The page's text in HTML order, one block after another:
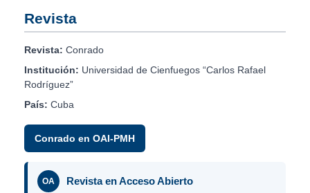
Revista
Revista: Conrado
Institución: Universidad de Cienfuegos “Carlos Rafael
Rodríguez”
País: Cuba
Conrado en OAI-PMH
OA Revista en Acceso Abierto